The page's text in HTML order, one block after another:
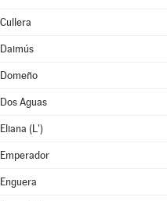
Cullera
Daimús
Domeño
Dos Aguas
Eliana (L')
Emperador
Enguera